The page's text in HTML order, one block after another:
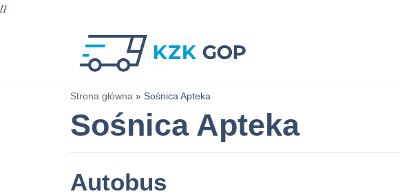
//
Strona główna » Sośnica Apteka
Sośnica Apteka
Autobus